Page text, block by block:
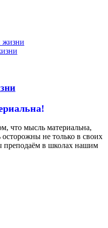
жизни
что мысль материальна,
не только в своих
преподаём в школах нашим